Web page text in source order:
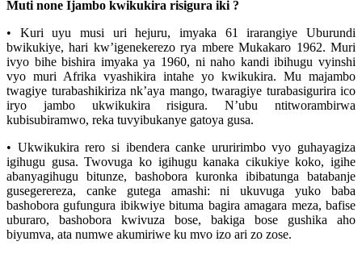
Muti none Ijambo kwikukira risigura iki ?
• Kuri uyu musi uri hejuru, imyaka 61 irarangiye Uburundi
bwikukiye, hari kw’igenekerezo rya mbere Mukakaro 1962. Muri
ivyo bihe bishira imyaka ya 1960, ni naho kandi ibihugu vyinshi
vyo muri Afrika vyashikira intahe yo kwikukira. Mu majambo
twagiye turabashikiriza nk’aya mango, twaragiye turabasigurira ico
iryo jambo ukwikukira risigura. N’ubu ntitworambirwa
kubisubiramwo, reka tuvyibukanye gatoya gusa.
• Ukwikukira rero si ibendera canke ururirimbo vyo guhayagiza
igihugu gusa. Twovuga ko igihugu kanaka cikukiye koko, igihe
abanyagihugu bitunze, bashobora kuronka ibibatunga batabanje
gusegerereza, canke gutega amashi: ni ukuvuga yuko baba
bashobora gufungura ibikwiye bituma bagira amagara meza, bafise
uburaro, bashobora kwivuza bose, bakiga bose gushika aho
biyumva, ata numwe akumiriwe ku mvo izo ari zo zose.